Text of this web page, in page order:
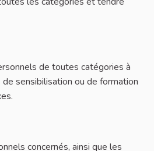
de toutes catégories à
sensibilisation ou de formation
concernés, ainsi que les